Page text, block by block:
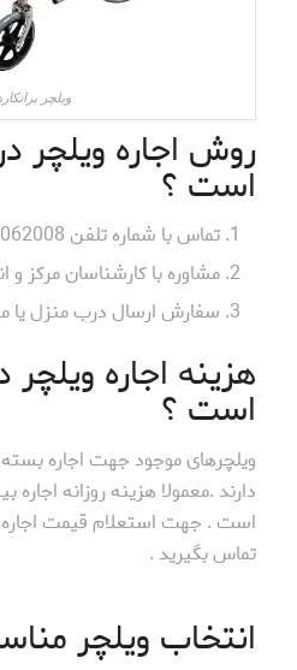
ویلچر
روش اجاره ویلچر
است ؟
تماس با شماره تلفن 09386062008
مشاوره با کارشناسان مرکز
سفارش ارسال درب منزل
هزینه اجاره
است ؟
ویلچرهای موجود جهت اجاره
است . جهت استعلام قیمت اجاره
تماس بگیرید .
انتخاب ویلچر